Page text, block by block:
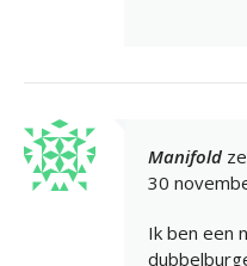
Manifold
30
Ik ben een